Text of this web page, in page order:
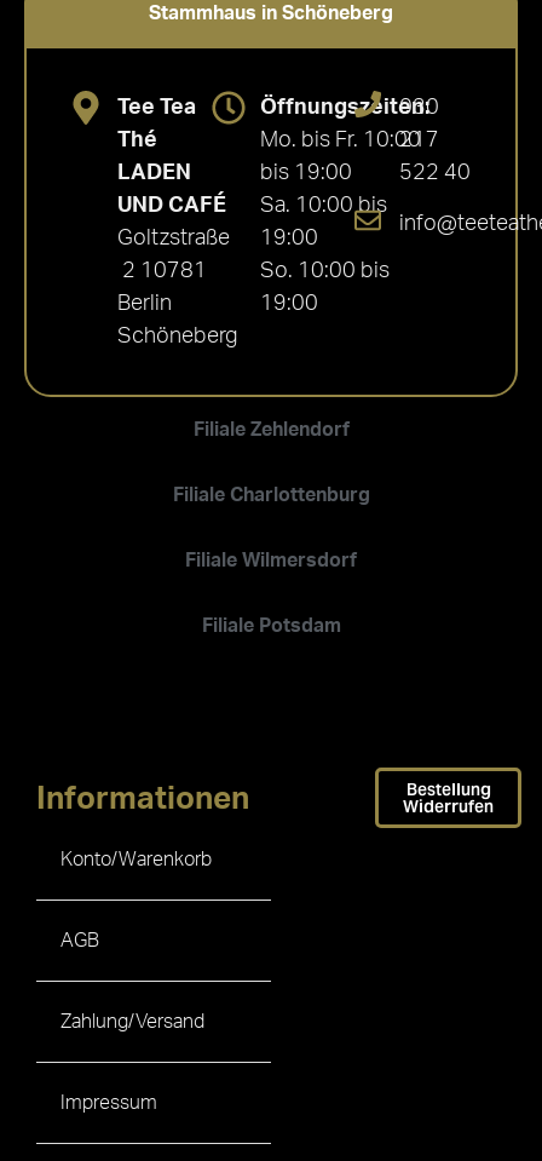
Stammhaus in Schöneberg
Filiale Zehlendorf
Filiale Charlottenburg
Filiale Wilmersdorf
Filiale Potsdam
Tee Tea
Thé
LADEN
UND CAFÉ
Goltzstraße
2 10781
Berlin
Schöneberg
Öffnungszeiten:
Mo. bis Fr. 10:00
bis 19:00
Sa. 10:00 bis
19:00
So. 10:00 bis
19:00
030
217
522 40
Informationen
Konto/Warenkorb
AGB
Zahlung/Versand
Impressum
Bestellung
Widerrufen